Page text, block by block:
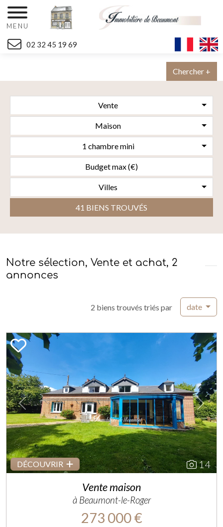
MENU
02 32 45 19 69
Chercher +
Vente
Maison
1 chambre mini
Villes
41 BIENS TROUVÉS
Notre sélection, Vente et achat, 2
annonces
2 biens trouvés triés par date
Previous Next
DÉCOUVRIR 14
Vente maison
à Beaumont-le-Roger
273 000 €